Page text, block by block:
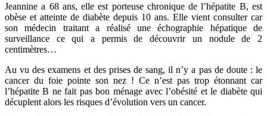
Jeannine a 68 ans, elle est porteuse chronique de l’hépatite B, est
obèse et atteinte de diabète depuis 10 ans. Elle vient consulter car
son médecin traitant a réalisé une échographie hépatique de
surveillance ce qui a permis de découvrir un nodule de 2
centimètres…
Au vu des examens et des prises de sang, il n’y a pas de doute : le
cancer du foie pointe son nez ! Ce n’est pas trop étonnant car
l’hépatite B ne fait pas bon ménage avec l’obésité et le diabète qui
décuplent alors les risques d’évolution vers un cancer.